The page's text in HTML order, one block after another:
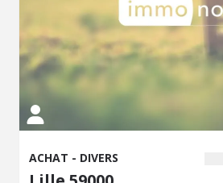
ACHAT - DIVERS